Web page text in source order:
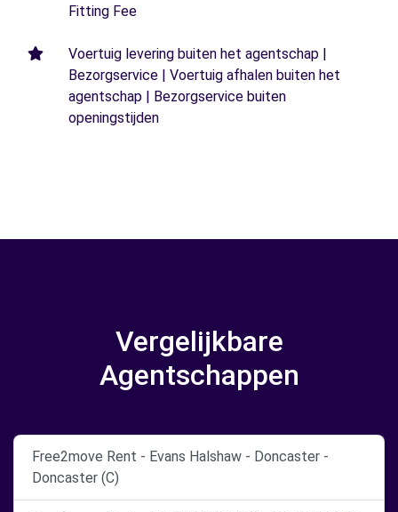
Fitting Fee
Voertuig levering buiten het agentschap |
Bezorgservice | Voertuig afhalen buiten het
agentschap | Bezorgservice buiten
openingstijden
Vergelijkbare
Agentschappen
Free2move Rent - Evans Halshaw - Doncaster -
Doncaster (C)